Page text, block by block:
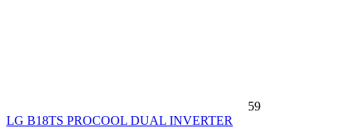
59
LG B18TS PROCOOL DUAL INVERTER